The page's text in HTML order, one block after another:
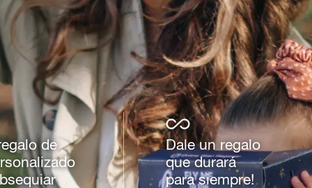
de
Dale un regalo
que durará
para siempre!